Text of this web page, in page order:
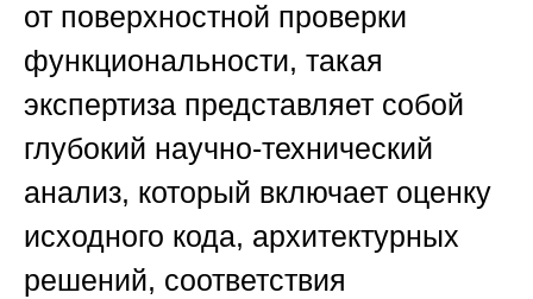
от поверхностной проверки
функциональности, такая
экспертиза представляет собой
глубокий научно-технический
анализ, который включает оценку
исходного кода, архитектурных
решений, соответствия